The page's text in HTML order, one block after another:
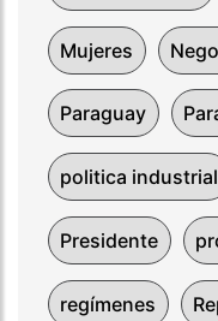
Mujeres
Paraguay
politica industrial
Presidente
regímenes